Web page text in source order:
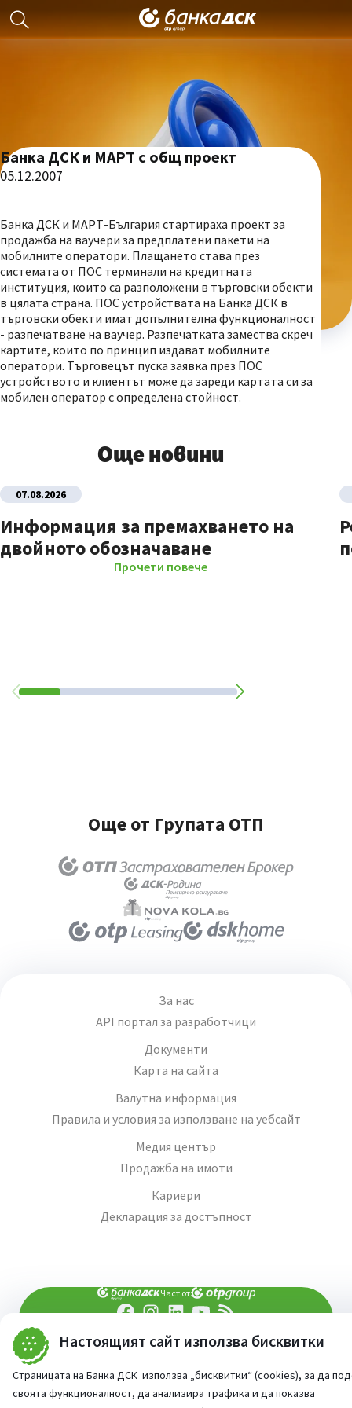
Настоящият сайт използва бисквитки
Страницата на Банка ДСК използва „бисквитки“ (cookies), за да
своята функционалност, да анализира трафика и да показва
Банка ДСК и МАРТ с общ проект
05.12.2007
Банка ДСК и МАРТ-България стартираха проект за
продажба на ваучери за предплатени пакети на
мобилните оператори. Плащането става през
системата от ПОС терминали на кредитната
институция, които са разположени в търговски обекти
в цялата страна. ПОС устройствата на Банка ДСК в
търговски обекти имат допълнителна функционалност
- разпечатване на ваучер. Разпечатката замества скреч
картите, които по принцип издават мобилните
оператори. Търговецът пуска заявка през ПОС
устройството и клиентът може да зареди картата си за
мобилен оператор с определена стойност.
Още новини
07.08.2026
Информация за премахването на
двойното обозначаване
Прочети повече
Още от Групата ОТП
За нас
API портал за разработчици
Документи
Карта на сайта
Валутна информация
Правила и условия за използване на уебсайт
Медия център
Продажба на имоти
Кариери
Декларация за достъпност
Част от:
При въпроси -попитай AI асистента ни
Сайт от:StudioX